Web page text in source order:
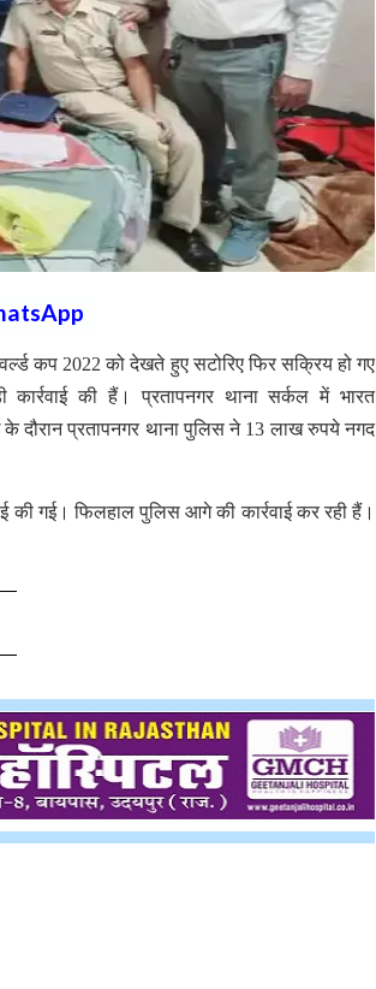
कप 2022 को देखते हुए सटोरिए फिर सक्रिय हो गए
की हैं। प्रतापनगर थाना सर्कल में भारत
के दौरान प्रतापनगर थाना पुलिस ने 13 लाख रुपये नगद
की गई। फिलहाल पुलिस आगे की कार्रवाई कर रही हैं।